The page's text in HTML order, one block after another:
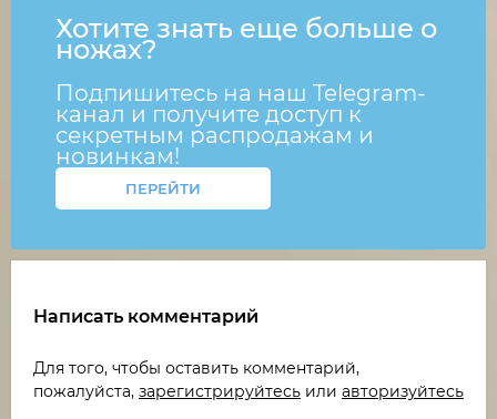
Хотите знать еще больше о
ножах?
Подпишитесь на наш Telegram-
канал и получите доступ к
секретным распродажам и
новинкам!
ПЕРЕЙТИ
Написать комментарий
Для того, чтобы оставить комментарий,
пожалуйста, зарегистрируйтесь или авторизуйтесь